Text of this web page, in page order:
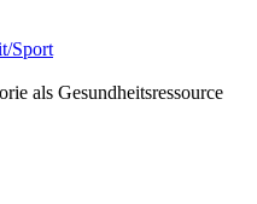
Sport
als Gesundheitsressource